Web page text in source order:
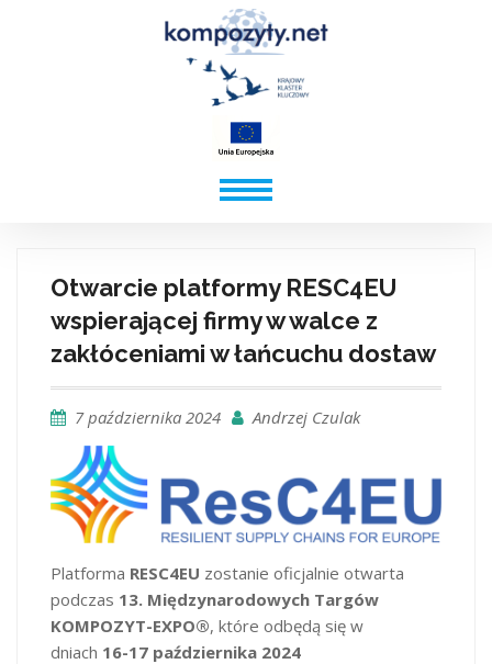
Otwarcie platformy RESC4EU
wspierającej firmy w walce z
zakłóceniami w łańcuchu dostaw
7 października 2024 Andrzej Czulak
Platforma RESC4EU zostanie oficjalnie otwarta
podczas 13. Międzynarodowych Targów
KOMPOZYT-EXPO®, które odbędą się w
dniach 16-17 października 2024